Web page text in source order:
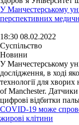
У Манчестерському
перспективних
18:30 08.02.2022
Суспільство
Новини
У Манчестерському
дослідження, в ході
технології для
of Manchester.
цифрові відбитки
COVID-19 може
жирові клітини